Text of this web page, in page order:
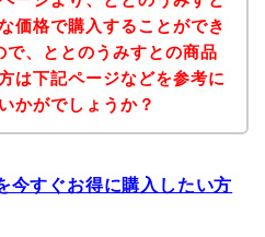
価格で購入することができ
で、ととのうみすとの商品
は下記ページなどを参考に
かがでしょうか？
今すぐお得に購入したい方